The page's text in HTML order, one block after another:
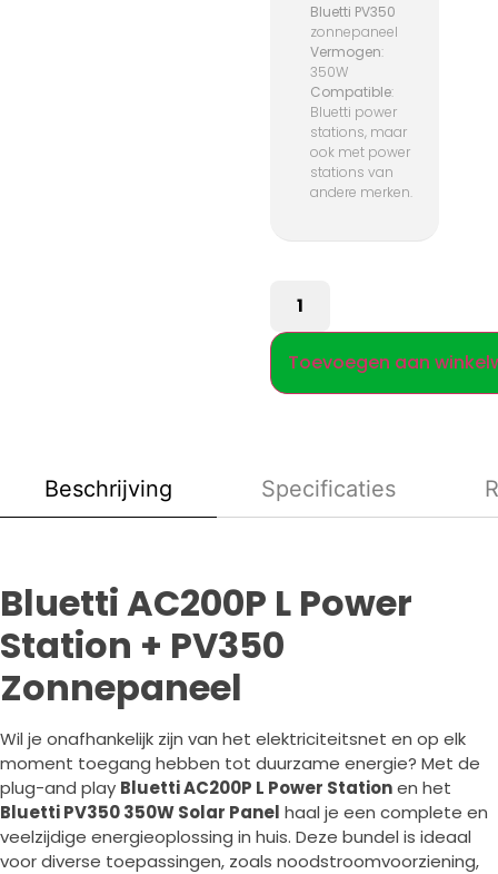
Bluetti PV350
zonnepaneel
Vermogen:
350W
Compatible:
Bluetti power
stations, maar
ook met power
stations van
andere merken.
Toevoegen aan
Beschrijving Specificaties
Bluetti AC200P L Power
Station + PV350
Zonnepaneel
Wil je onafhankelijk zijn van het elektriciteitsnet en op elk
moment toegang hebben tot duurzame energie? Met de
plug-and play Bluetti AC200P L Power Stationen het
Bluetti PV350 350W Solar Panel haal je een complete en
veelzijdige energieoplossing in huis. Deze bundel is ideaal
voor diverse toepassingen, zoals noodstroomvoorziening,